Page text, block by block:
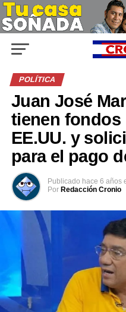
POLÍTICA
Juan José
tienen fondos
EE.UU. y
para el pago
Publicado hace 6 años
Por Redacción Cronio